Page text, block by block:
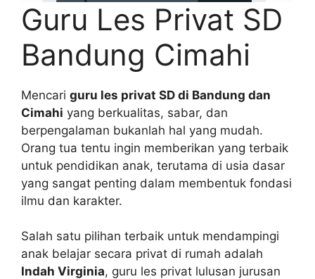
Guru Les Privat SD
Bandung Cimahi
Mencari guru les privat SD di Bandung dan
Cimahi yang berkualitas, sabar, dan
berpengalaman bukanlah hal yang mudah.
Orang tua tentu ingin memberikan yang terbaik
untuk pendidikan anak, terutama di usia dasar
yang sangat penting dalam membentuk fondasi
ilmu dan karakter.
Salah satu pilihan terbaik untuk mendampingi
anak belajar secara privat di rumah adalah
Indah Virginia, guru les privat lulusan jurusan